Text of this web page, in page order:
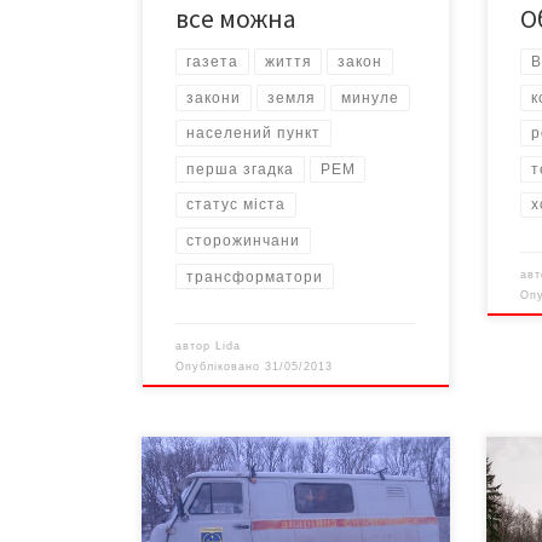
дорослих […]
все можна
газета життя закон
закони земля минуле
населений пункт
перша згадка РЕМ
статус міста
сторожинчани
трансформатори
автор Lida
Опубліковано31/05/2013
Цей знімок ми зробили 15 лютого з
машини обласного депутата
Руслана Мельника у присутності
як